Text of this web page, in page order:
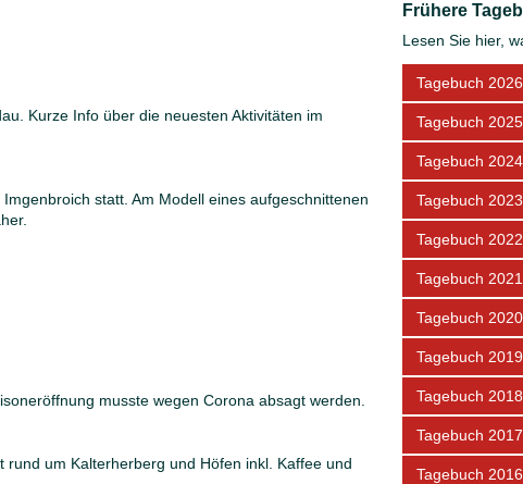
Kurze Info über die neuesten Aktivitäten im
statt. Am Modell eines aufgeschnittenen
musste wegen Corona absagt werden.
um Kalterherberg und Höfen inkl. Kaffee und
Frühere
Lesen Sie hier,
Tagebuch 2026
Tagebuch 2025
Tagebuch 2024
Tagebuch 2023
Tagebuch 2022
Tagebuch 2021
Tagebuch 2020
Tagebuch 2019
Tagebuch 2018
Tagebuch 2017
Tagebuch 2016